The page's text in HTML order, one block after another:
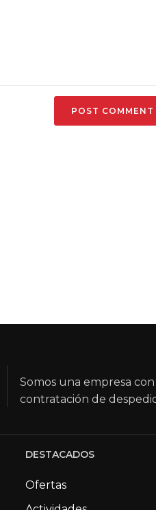
Somos una empresa
contratación de
DESTACADOS
Ofertas